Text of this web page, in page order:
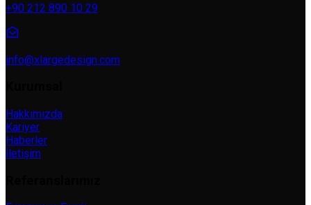
+90 212 890 10 29
info@xlargedesign.com
Hakkımızda
Kariyer
Haberler
İletişim